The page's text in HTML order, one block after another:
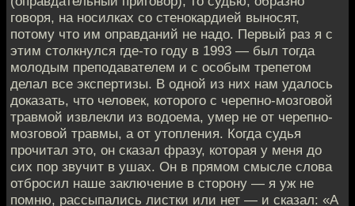
говоря, на носилках со стенокардией выносят,
потому что им оправданий не надо. Первый раз я с
этим столкнулся где-то году в 1993 — был тогда
молодым преподавателем и с особым трепетом
делал все экспертизы. В одной из них нам удалось
доказать, что человек, которого с черепно-мозговой
травмой извлекли из водоема, умер не от черепно-
мозговой травмы, а от утопления. Когда судья
прочитал это, он сказал фразу, которая у меня до
сих пор звучит в ушах. Он в прямом смысле слова
отбросил наше заключение в сторону — я уж не
помню, рассыпались листки или нет — и сказал: «А